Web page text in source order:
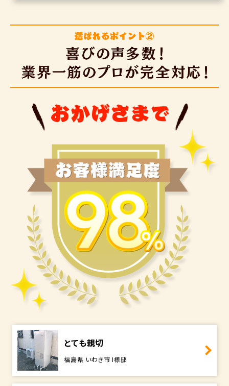
とても親切
福島県 いわき市 I様邸